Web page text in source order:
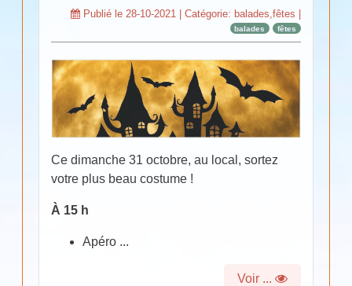
Publié le 28-10-2021 | Catégorie: balades,fêtes |
balades fêtes
Ce dimanche 31 octobre, au local, sortez
votre plus beau costume !
À 15 h
Apéro ...
Voir ...